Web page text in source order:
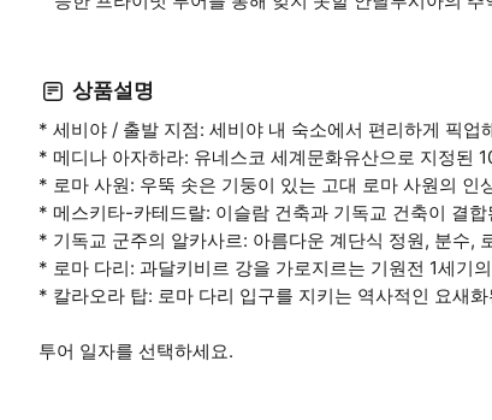
상품설명
* 세비야 / 출발 지점: 세비야 내 숙소에서 편리하게 픽업
* 메디나 아자하라: 유네스코 세계문화유산으로 지정된
* 로마 사원: 우뚝 솟은 기둥이 있는 고대 로마 사원의 인
* 메스키타-카테드랄: 이슬람 건축과 기독교 건축이 결
* 기독교 군주의 알카사르: 아름다운 계단식 정원, 분수,
* 로마 다리: 과달키비르 강을 가로지르는 기원전 1세기
* 칼라오라 탑: 로마 다리 입구를 지키는 역사적인 요새
투어 일자를 선택하세요.